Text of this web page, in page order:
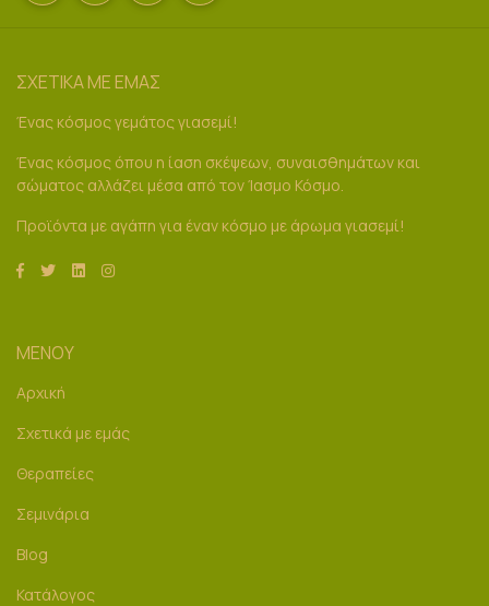
ΣΧΕΤΙΚΑ ΜΕ ΕΜΑΣ
Ένας κόσμος γεμάτος γιασεμί!
Ένας κόσμος όπου η ίαση σκέψεων, συναισθημάτων και
σώματος αλλάζει μέσα από τον Ίασμο Κόσμο.
Προϊόντα με αγάπη για έναν κόσμο με άρωμα γιασεμί!
ΜΕΝΟΥ
Αρχική
Σχετικά με εμάς
Θεραπείες
Σεμινάρια
Blog
Κατάλογος